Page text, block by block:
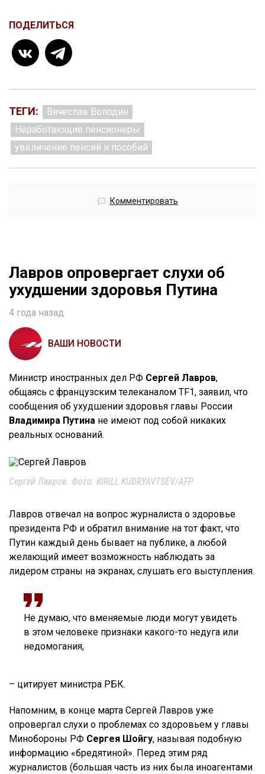
ПОДЕЛИТЬСЯ
ТЕГИ:
Вячеслав Володин
Неработающие пенсионеры
увеличение пенсий и пособий
Комментировать
Лавров опровергает слухи об
ухудшении здоровья Путина
4 года назад
ВАШИ НОВОСТИ
Министр иностранных дел РФ Сергей Лавров,
общаясь с французским телеканалом TF1, заявил, что
сообщения об ухудшении здоровья главы России
Владимира Путина не имеют под собой никаких
реальных оснований.
Сергей Лавров. Фото: KIRILL KUDRYAVTSEV/AFP
Лавров отвечал на вопрос журналиста о здоровье
президента РФ и обратил внимание на тот факт, что
Путин каждый день бывает на публике, а любой
желающий имеет возможность наблюдать за
лидером страны на экранах, слушать его выступления.
Не думаю, что вменяемые люди могут увидеть
в этом человеке признаки какого-то недуга или
недомогания,
– цитирует министра РБК.
Напомним, в конце марта Сергей Лавров уже
опровергал слухи о проблемах со здоровьем у главы
Минобороны РФ Сергея Шойгу, называя подобную
информацию «бредятиной». Перед этим ряд
журналистов (большая часть из них была иноагентами